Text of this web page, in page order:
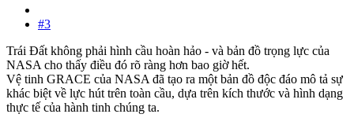
#3
Trái Đất không phải hình cầu hoàn hảo - và bản đồ trọng lực của
NASA cho thấy điều đó rõ ràng hơn bao giờ hết.
Vệ tinh GRACE của NASA đã tạo ra một bản đồ độc đáo mô tả sự
khác biệt về lực hút trên toàn cầu, dựa trên kích thước và hình dạng
thực tế của hành tinh chúng ta.